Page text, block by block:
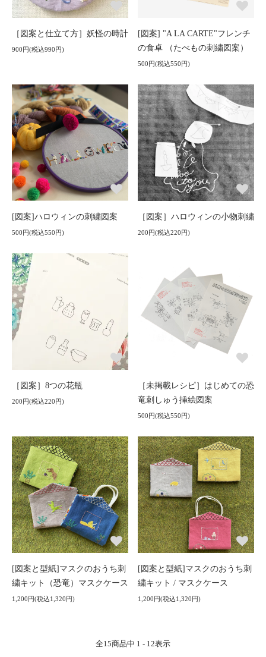
［図案と仕立て方］妖怪の時計
900円(税込990円)
[図案] "A LA CARTE"フレンチ
の食卓 （たべもの刺繍図案）
500円(税込550円)
[図案]ハロウィンの刺繍図案
500円(税込550円)
［図案］ハロウィンの小物刺繍
200円(税込220円)
［図案］8つの花瓶
200円(税込220円)
［未掲載レシピ］はじめての恐
竜刺しゅう挿絵図案
500円(税込550円)
[図案と型紙]マスクのおうち刺
繍キット（恐竜）マスクケース
1,200円(税込1,320円)
[図案と型紙]マスクのおうち刺
繍キット / マスクケース
1,200円(税込1,320円)
全15商品中 1 - 12表示